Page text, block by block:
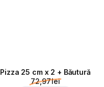
Pizza 25 cm x 2 + Băutură
72,97 lei